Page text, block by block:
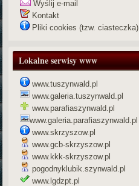
Wyślij e-mail
Kontakt
Pliki cookies (tzw. ciasteczka)
Lokalne serwisy www
www.tuszynwald.pl
www.galeria.tuszynwald.pl
www.parafiaszynwald.pl
www.galeria.parafiaszynwald.pl
www.skrzyszow.pl
www.gcb-skrzyszow.pl
www.kkk-skrzyszow.pl
pogodnyklubik.szynwald.pl
www.lgdzpt.pl